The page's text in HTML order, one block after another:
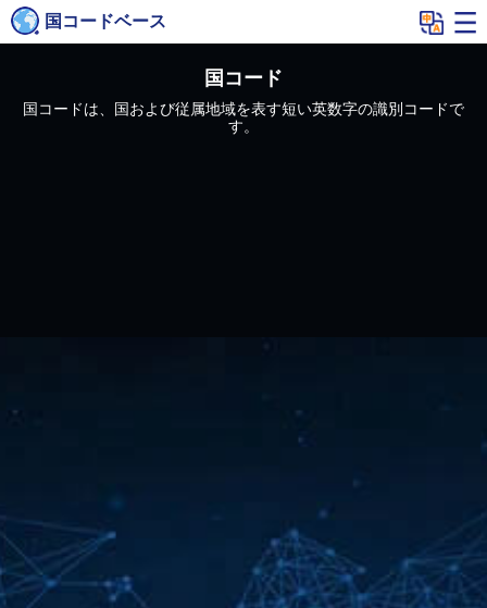
国コードベース
国コード
国コードは、国および従属地域を表す短い英数字の識別コードで
す。